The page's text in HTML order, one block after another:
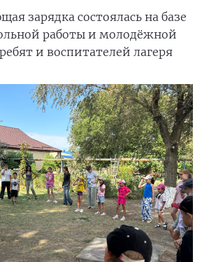
зарядка состоялась на базе
работы и молодёжной
и воспитателей лагеря